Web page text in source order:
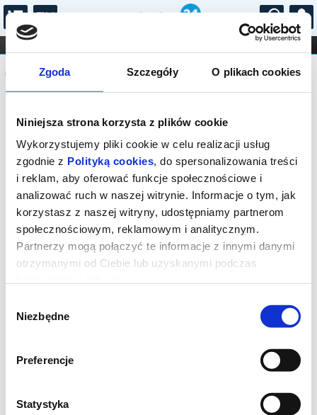
Zgoda Szczegóły O plikach cookies
Niniejsza strona korzysta z plików cookie
Wykorzystujemy pliki cookie w celu realizacji usług
zgodnie z Polityką cookies, do spersonalizowania treści
i reklam, aby oferować funkcje społecznościowe i
analizować ruch w naszej witrynie. Informacje o tym, jak
korzystasz z naszej witryny, udostępniamy partnerom
społecznościowym, reklamowym i analitycznym.
Partnerzy mogą połączyć te informacje z innymi danymi
otrzymanymi od Ciebie lub uzyskanymi podczas
zgody
Niezbędne
Preferencje
Statystyka
...
FILHARMONIA OPERA I BALET
STAND-UP
DLA DZIECI
Komunikat
Sprzedaż biletów on-line na wydarzenie
została zakończona.